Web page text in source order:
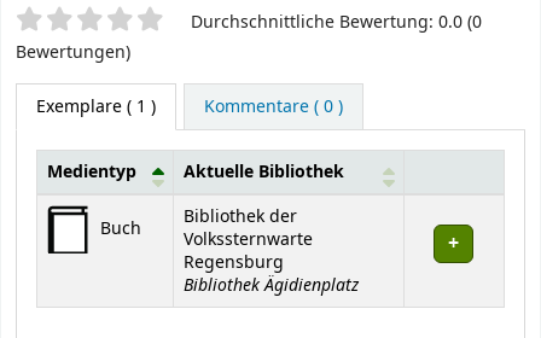
SternchenbewertungDurchschnittliche Bewertung: 0.0 (0
Bewertungen)
Exemplare( 1 ) Kommentare ( 0 )
Exemplare
Medientyp Aktuelle Bibliothek
Buch
Bibliothek der
Volkssternwarte
Regensburg
Bibliothek Ägidienplatz